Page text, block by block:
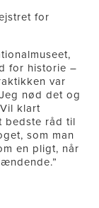
for
for historie –
var
nød det og
klart
bedste råd til
som man
en pligt, når